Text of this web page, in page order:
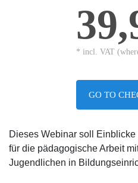
* incl. VAT
GO TO
Dieses Webinar soll
für die pädagogische Arbeit
Jugendlichen in